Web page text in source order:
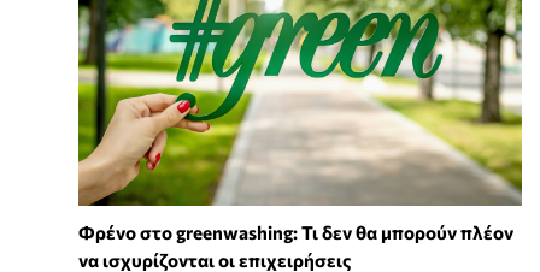
Φρένο στο greenwashing: Τι δεν θα μπορούν πλέον
να ισχυρίζονται οι επιχειρήσεις